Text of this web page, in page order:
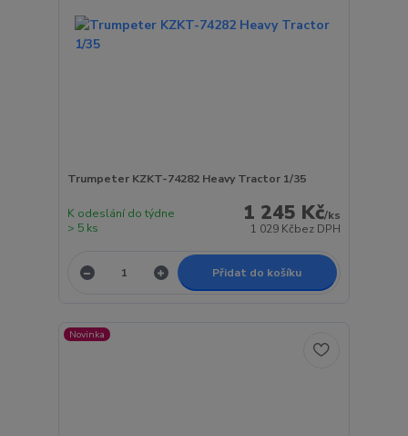
Trumpeter KZKT-74282 Heavy Tractor 1/35
1 245 Kč/ks
1 029 Kčbez DPH
K odeslání do týdne
> 5 ks
Přidat do košíku
Novinka